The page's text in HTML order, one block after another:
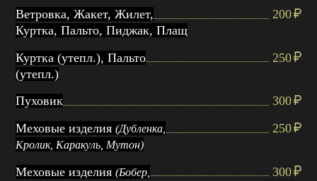
Ветровка, Жакет, Жилет,
Куртка, Пальто, Пиджак, Плащ
200
Куртка (утепл.), Пальто
(утепл.)
250
Пуховик
300
Меховые изделия(Дубленка,
Кролик, Каракуль, Мутон)
250
Меховые изделия(Бобер,
300